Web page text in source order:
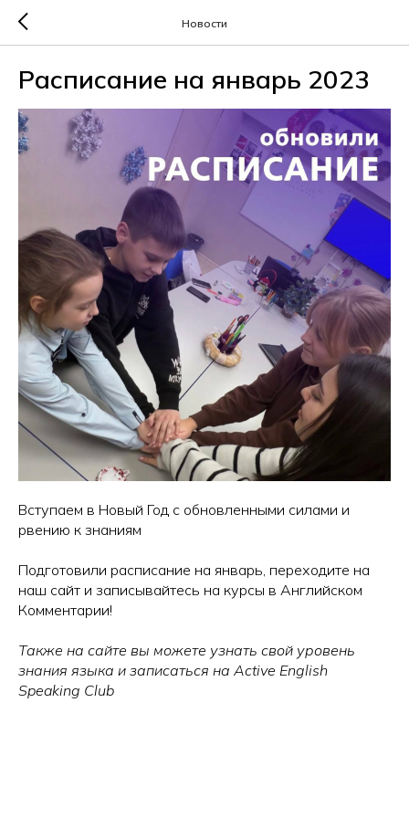
Новости
Расписание на январь 2023
Вступаем в Новый Год с обновленными силами и
рвению к знаниям
Подготовили расписание на январь, переходите на
наш сайт и записывайтесь на курсы в Английском
Комментарии!
Также на сайте вы можете узнать свой уровень
знания языка и записаться на Active English
Speaking Club